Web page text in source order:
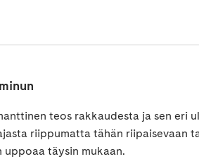
teos rakkaudesta ja sen eri
riippumatta tähän riipaisevaan
täysin mukaan.